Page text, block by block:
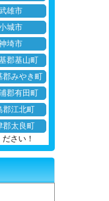
雄市
城市
埼市
郡基山町
郡みやき町
郡有田町
郡江北町
郡太良町
さい！